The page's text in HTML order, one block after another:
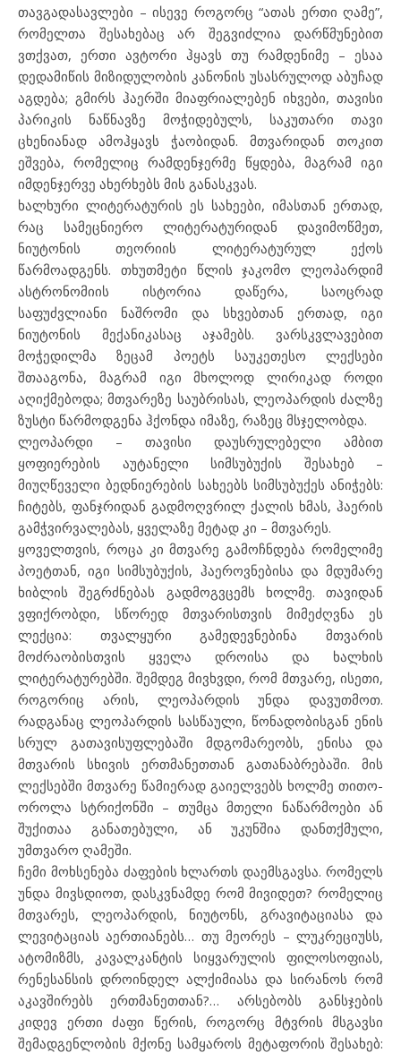
თავგადასავლები – ისევე როგორც “ათას ერთი ღამე”,
რომელთა შესახებაც არ შეგვიძლია დარწმუნებით
ვთქვათ, ერთი ავტორი ჰყავს თუ რამდენიმე – ესაა
დედამიწის მიზიდულობის კანონის უსასრულოდ აბუჩად
აგდება; გმირს ჰაერში მიაფრიალებენ იხვები, თავისი
პარიკის ნაწნავზე მოჭიდებულს, საკუთარი თავი
ცხენიანად ამოჰყავს ჭაობიდან. მთვარიდან თოკით
ეშვება, რომელიც რამდენჯერმე წყდება, მაგრამ იგი
იმდენჯერვე ახერხებს მის განასკვას.
ხალხური ლიტერატურის ეს სახეები, იმასთან ერთად,
რაც სამეცნიერო ლიტერატურიდან დავიმოწმეთ,
ნიუტონის თეორიის ლიტერატურულ ექოს
წარმოადგენს. თხუთმეტი წლის ჯაკომო ლეოპარდიმ
ასტრონომიის ისტორია დაწერა, საოცრად
საფუძვლიანი ნაშრომი და სხვებთან ერთად, იგი
ნიუტონის მექანიკასაც აჯამებს. ვარსკვლავებით
მოჭედილმა ზეცამ პოეტს საუკეთესო ლექსები
შთააგონა, მაგრამ იგი მხოლოდ ლირიკად როდი
აღიქმებოდა; მთვარეზე საუბრისას, ლეოპარდის ძალზე
ზუსტი წარმოდგენა ჰქონდა იმაზე, რაზეც მსჯელობდა.
ლეოპარდი – თავისი დაუსრულებელი ამბით
ყოფიერების აუტანელი სიმსუბუქის შესახებ –
მიუღწეველი ბედნიერების სახეებს სიმსუბუქეს ანიჭებს:
ჩიტებს, ფანჯრიდან გადმოღვრილ ქალის ხმას, ჰაერის
გამჭვირვალებას, ყველაზე მეტად კი – მთვარეს.
ყოველთვის, როცა კი მთვარე გამოჩნდება რომელიმე
პოეტთან, იგი სიმსუბუქის, ჰაეროვნებისა და მდუმარე
ხიბლის შეგრძნებას გადმოგვცემს ხოლმე. თავიდან
ვფიქრობდი, სწორედ მთვარისთვის მიმეძღვნა ეს
ლექცია: თვალყური გამედევნებინა მთვარის
მოძრაობისთვის ყველა დროისა და ხალხის
ლიტერატურებში. შემდეგ მივხვდი, რომ მთვარე, ისეთი,
როგორიც არის, ლეოპარდის უნდა დავუთმოთ.
რადგანაც ლეოპარდის სასწაული, წონადობისგან ენის
სრულ გათავისუფლებაში მდგომარეობს, ენისა და
მთვარის სხივის ერთმანეთთან გათანაბრებაში. მის
ლექსებში მთვარე წამიერად გაიელვებს ხოლმე თითო-
ოროლა სტრიქონში – თუმცა მთელი ნაწარმოები ან
შუქითაა განათებული, ან უკუნშია დანთქმული,
უმთვარო ღამეში.
ჩემი მოხსენება ძაფების ხლართს დაემსგავსა. რომელს
უნდა მივსდიოთ, დასკვნამდე რომ მივიდეთ? რომელიც
მთვარეს, ლეოპარდის, ნიუტონს, გრავიტაციასა და
ლევიტაციას აერთიანებს… თუ მეორეს – ლუკრეციუსს,
ატომიზმს, კავალკანტის სიყვარულის ფილოსოფიას,
რენესანსის დროინდელ ალქიმიასა და სირანოს რომ
აკავშირებს ერთმანეთთან?… არსებობს განსჯების
კიდევ ერთი ძაფი წერის, როგორც მტვრის მსგავსი
შემადგენლობის მქონე სამყაროს მეტაფორის შესახებ: